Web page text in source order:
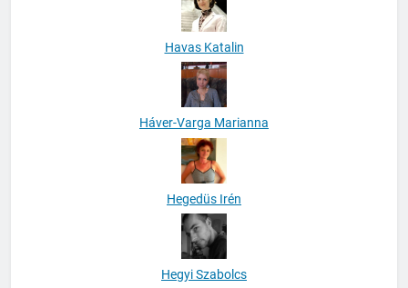
Havas Katalin
Háver-Varga Marianna
Hegedüs Irén
Hegyi Szabolcs